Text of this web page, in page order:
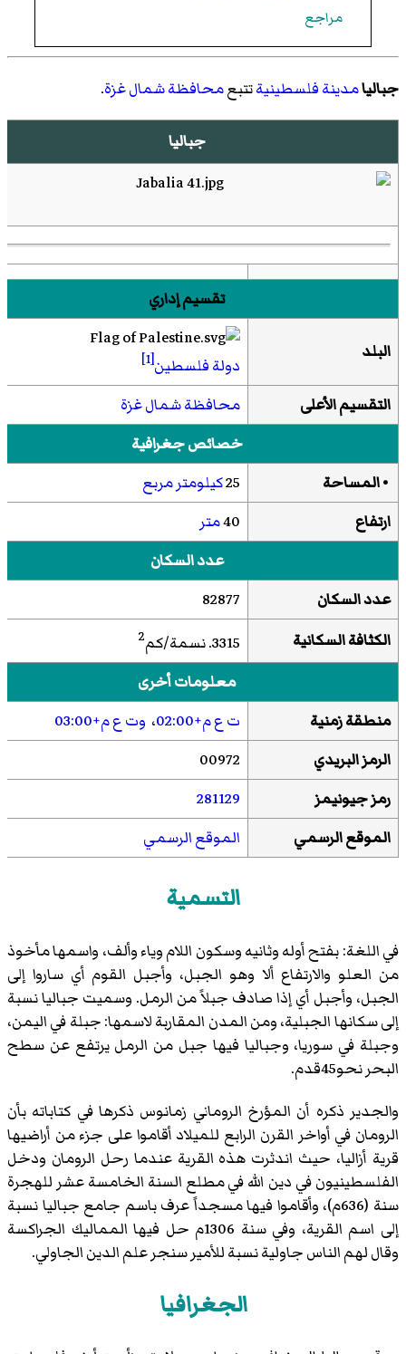
مراجع
جباليامدينةفلسطينيةتتبعمحافظة شمال غزة.
جباليا
تقسيم إداري
البلد
دولة فلسطين[1]
التقسيم الأعلى
محافظة شمال غزة
خصائص جغرافية
• المساحة
25كيلومتر مربع
ارتفاع
40متر
عدد السكان
عدد السكان
82877
الكثافة السكانية
3315. نسمة/كم 2
معلومات أخرى
منطقة زمنية
ت ع م+02:00 ، وت ع م+03:00
الرمز البريدي
00972
رمز جيونيمز
281129
الموقع الرسمي
الموقع الرسمي
التسمية
في اللغة: بفتح أوله وثانيه وسكون اللام وياء وألف، واسمها مأخوذ
من العلو والارتفاع ألا وهو الجبل، وأجبل القوم أي ساروا إلى
الجبل، وأجبل أي إذا صادف جبلاً من الرمل. وسميت جباليا نسبة
إلى سكانها الجبلية، ومن المدن المقاربة لاسمها: جبلة في اليمن،
وجبلة في سوريا، وجباليا فيها جبل من الرمل يرتفع عن سطح
البحر نحو45قدم.
والجدير ذكره أن المؤرخ الروماني زمانوس ذكرها في كتاباته بأن
الرومان في أواخر القرن الرابع للميلاد أقاموا على جزء من أراضيها
قرية أزاليا، حيث اندثرت هذه القرية عندما رحل الرومان ودخل
الفلسطينيون في دين الله في مطلع السنة الخامسة عشر للهجرة
سنة (636م)، وأقاموا فيها مسجداً عرف باسم جامع جباليا نسبة
إلى اسم القرية، وفي سنة 1306م حل فيها المماليك الجراكسة
وقال لهم الناس جاولية نسبة للأمير سنجر علم الدين الجاولي.
الجغرافيا